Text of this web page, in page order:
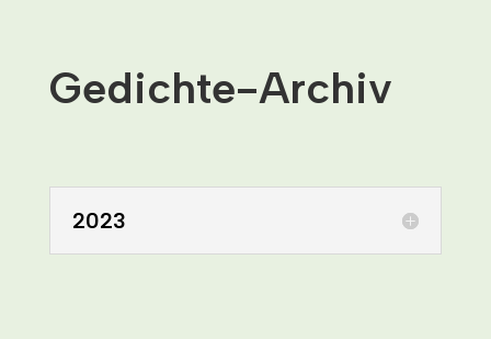
Gedichte-Archiv
2023